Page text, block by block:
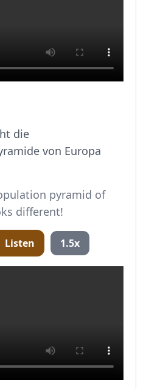
die
von Europa
pyramid of
different!
Listen 1.5x